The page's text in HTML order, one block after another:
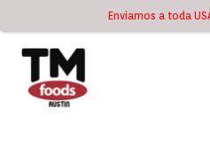
Enviamos a toda
al
contenido